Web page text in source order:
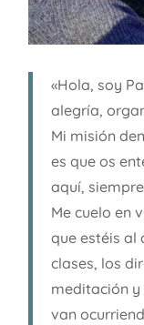
«Hola, soy
alegría,
Mi misión
es que os
aquí,
Me cuelo en
que estéis al
clases, los
meditación y
van